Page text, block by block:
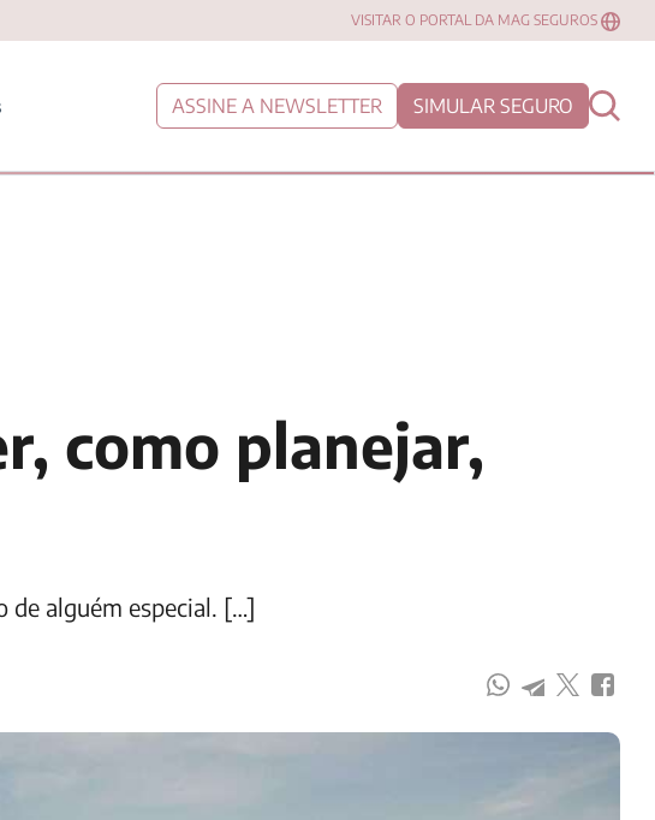
VISITAR O PORTAL DA MAG SEGUROS
ASSINE A NEWSLETTER SIMULAR SEGURO
como planejar,
de alguém especial. […]